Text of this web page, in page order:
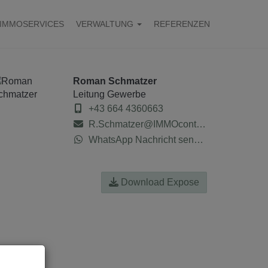
IMMOSERVICES VERWALTUNG REFERENZEN
Roman Schmatzer
Leitung Gewerbe
+43 664 4360663
R.Schmatzer@IMMOcontract.at
WhatsApp Nachricht senden
Download Expose